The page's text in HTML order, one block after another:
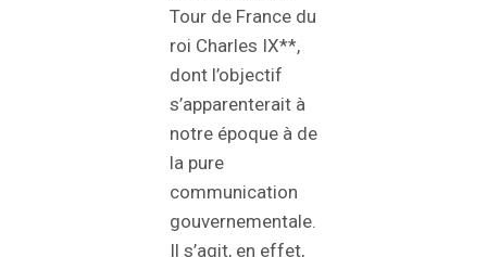
Tour de France du
roi Charles IX**,
dont l’objectif
s’apparenterait à
notre époque à de
la pure
communication
gouvernementale.
Il s’agit, en effet,